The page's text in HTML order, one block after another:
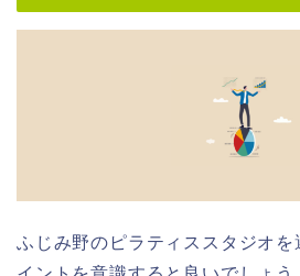
ふじみ野のピラティススタジオ